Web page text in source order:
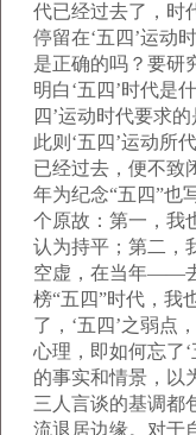
代已经过去了，时
停留在‘五四’运动
是正确的吗？要研
明白‘五四’时代是
四’运动时代要求
此则‘五四’运动所
已经过去，便不致
年为纪念“五四”也
个原故：第一，我
认为持平；第二，
空虚，在当年——
榜“五四”时代，我
了，‘五四’之弱点
心理，即如何忘了
的事实和情景，以
三人言谈的基调都
流退居边缘。对于